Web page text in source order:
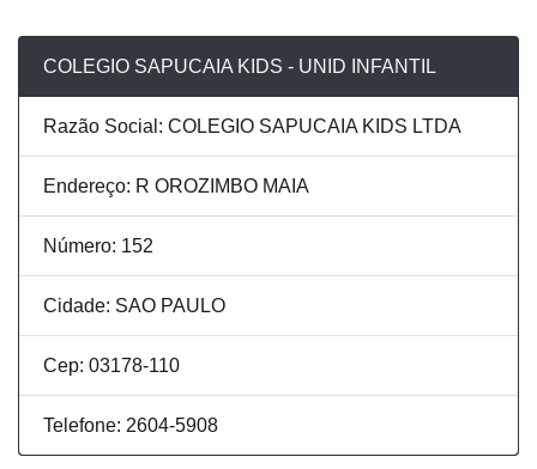
COLEGIO SAPUCAIA KIDS - UNID INFANTIL
Razão Social: COLEGIO SAPUCAIA KIDS LTDA
Endereço: R OROZIMBO MAIA
Número: 152
Cidade: SAO PAULO
Cep: 03178-110
Telefone: 2604-5908